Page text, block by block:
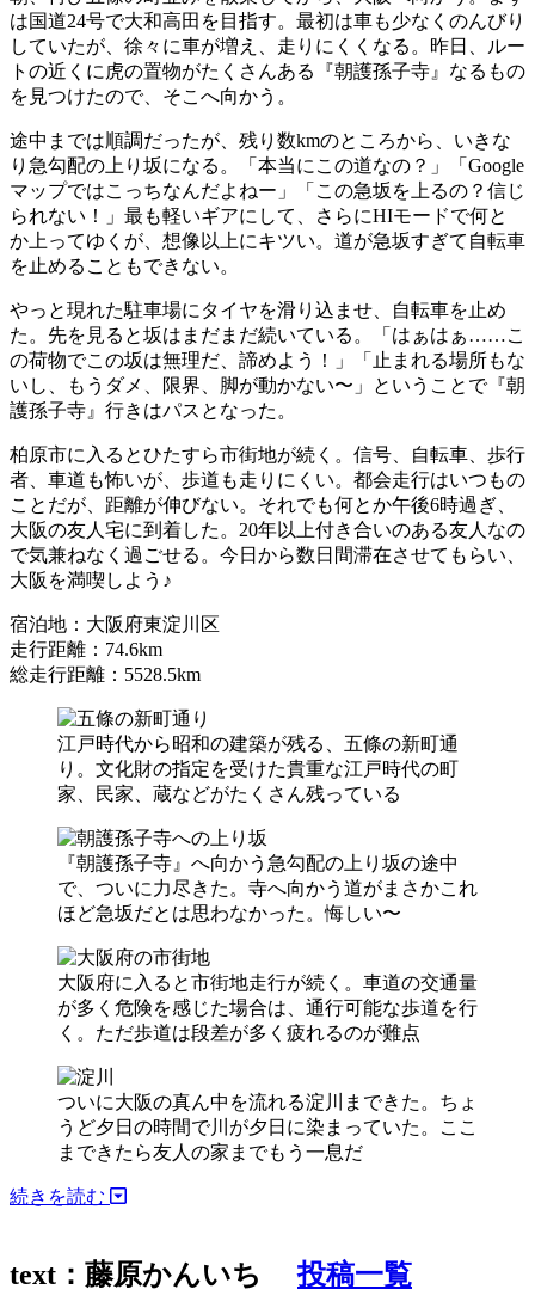
は国道24号で大和高田を目指す。最初は車も少なくのんびり
していたが、徐々に車が増え、走りにくくなる。昨日、ルー
トの近くに虎の置物がたくさんある『朝護孫子寺』なるもの
を見つけたので、そこへ向かう。
途中までは順調だったが、残り数kmのところから、いきな
り急勾配の上り坂になる。「本当にこの道なの？」「Google
マップではこっちなんだよねー」「この急坂を上るの？信じ
られない！」最も軽いギアにして、さらにHIモードで何と
か上ってゆくが、想像以上にキツい。道が急坂すぎて自転車
を止めることもできない。
やっと現れた駐車場にタイヤを滑り込ませ、自転車を止め
た。先を見ると坂はまだまだ続いている。「はぁはぁ……こ
の荷物でこの坂は無理だ、諦めよう！」「止まれる場所もな
いし、もうダメ、限界、脚が動かない〜」ということで『朝
護孫子寺』行きはパスとなった。
柏原市に入るとひたすら市街地が続く。信号、自転車、歩行
者、車道も怖いが、歩道も走りにくい。都会走行はいつもの
ことだが、距離が伸びない。それでも何とか午後6時過ぎ、
大阪の友人宅に到着した。20年以上付き合いのある友人なの
で気兼ねなく過ごせる。今日から数日間滞在させてもらい、
大阪を満喫しよう♪
宿泊地：大阪府東淀川区
走行距離：74.6km
総走行距離：5528.5km
江戸時代から昭和の建築が残る、五條の新町通
り。文化財の指定を受けた貴重な江戸時代の町
家、民家、蔵などがたくさん残っている
『朝護孫子寺』へ向かう急勾配の上り坂の途中
で、ついに力尽きた。寺へ向かう道がまさかこれ
ほど急坂だとは思わなかった。悔しい〜
大阪府に入ると市街地走行が続く。車道の交通量
が多く危険を感じた場合は、通行可能な歩道を行
く。ただ歩道は段差が多く疲れるのが難点
ついに大阪の真ん中を流れる淀川まできた。ちょ
うど夕日の時間で川が夕日に染まっていた。ここ
まできたら友人の家までもう一息だ
続きを読む
text：藤原かんいち投稿一覧